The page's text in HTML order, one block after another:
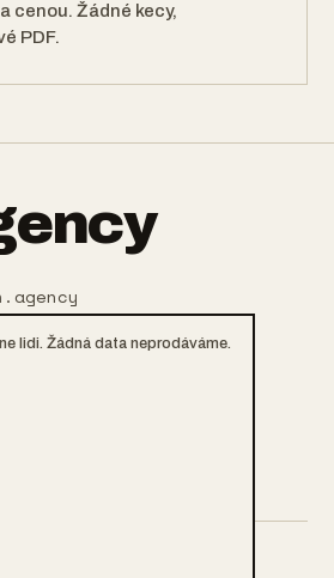
cenou. Žádné kecy,
PDF.
105
lidi. Žádná data neprodáváme.